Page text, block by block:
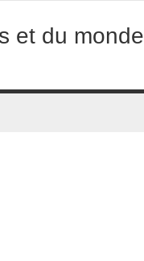
et du monde